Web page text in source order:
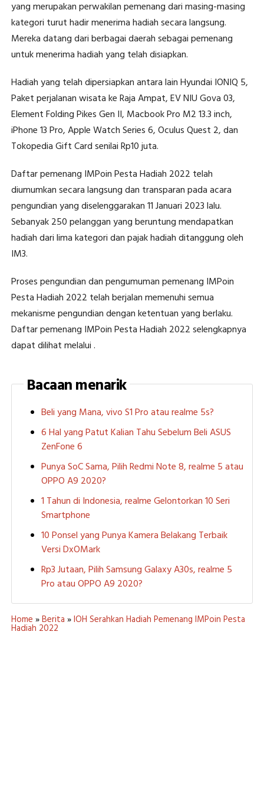
yang merupakan perwakilan pemenang dari masing-masing
kategori turut hadir menerima hadiah secara langsung.
Mereka datang dari berbagai daerah sebagai pemenang
untuk menerima hadiah yang telah disiapkan.
Hadiah yang telah dipersiapkan antara lain Hyundai IONIQ 5,
Paket perjalanan wisata ke Raja Ampat, EV NIU Gova 03,
Element Folding Pikes Gen II, Macbook Pro M2 13.3 inch,
iPhone 13 Pro, Apple Watch Series 6, Oculus Quest 2, dan
Tokopedia Gift Card senilai Rp10 juta.
Daftar pemenang IMPoin Pesta Hadiah 2022 telah
diumumkan secara langsung dan transparan pada acara
pengundian yang diselenggarakan 11 Januari 2023 lalu.
Sebanyak 250 pelanggan yang beruntung mendapatkan
hadiah dari lima kategori dan pajak hadiah ditanggung oleh
IM3.
Proses pengundian dan pengumuman pemenang IMPoin
Pesta Hadiah 2022 telah berjalan memenuhi semua
mekanisme pengundian dengan ketentuan yang berlaku.
Daftar pemenang IMPoin Pesta Hadiah 2022 selengkapnya
dapat dilihat melalui .
Bacaan menarik
Beli yang Mana, vivo S1 Pro atau realme 5s?
6 Hal yang Patut Kalian Tahu Sebelum Beli ASUS
ZenFone 6
Punya SoC Sama, Pilih Redmi Note 8, realme 5 atau
OPPO A9 2020?
1 Tahun di Indonesia, realme Gelontorkan 10 Seri
Smartphone
10 Ponsel yang Punya Kamera Belakang Terbaik
Versi DxOMark
Rp3 Jutaan, Pilih Samsung Galaxy A30s, realme 5
Pro atau OPPO A9 2020?
Home »Berita »IOH Serahkan Hadiah Pemenang IMPoin Pesta
Hadiah 2022